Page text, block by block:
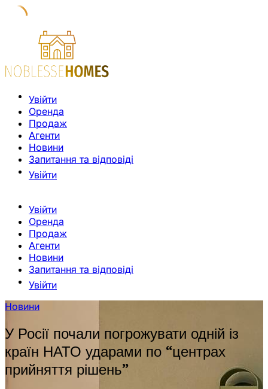
Увійти
Оренда
Продаж
Агенти
Новини
Запитання та відповіді
Увійти
Увійти
Оренда
Продаж
Агенти
Новини
Запитання та відповіді
Увійти
Новини
У Росії почали погрожувати одній із
країн НАТО ударами по “центрах
прийняття рішень”